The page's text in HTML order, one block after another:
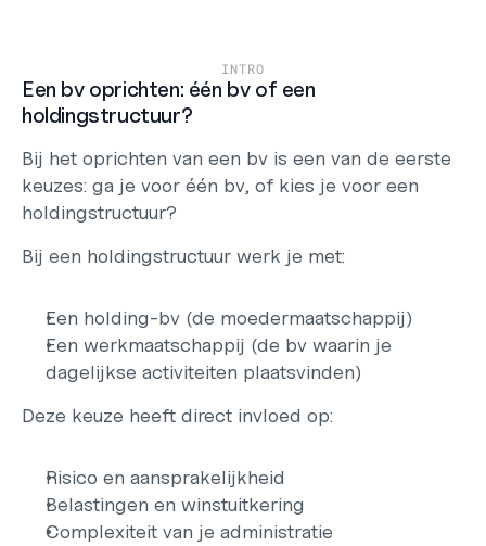
Changelog
Select Language
Dutch
Inloggen
INTRO
Een bv oprichten: één bv of een
holdingstructuur?
Bij het oprichten van een bv is een van de eerste
keuzes: ga je voor één bv, of kies je voor een
holdingstructuur?
Bij een holdingstructuur werk je met:
Een holding-bv (de moedermaatschappij)
Een werkmaatschappij (de bv waarin je
dagelijkse activiteiten plaatsvinden)
Deze keuze heeft direct invloed op:
Risico en aansprakelijkheid
Belastingen en winstuitkering
Complexiteit van je administratie